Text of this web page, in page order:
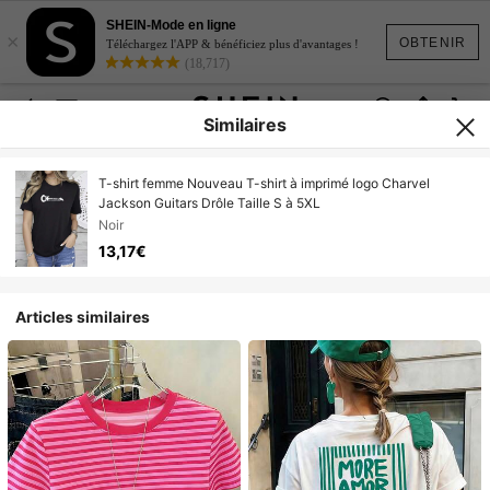
OBTENIR
×
SHEIN-Mode en ligne
Téléchargez l'APP & bénéficiez plus d'avantages !
(18,717)
Similaires
T-shirt femme Nouveau T-shirt à imprimé logo Charvel
Jackson Guitars Drôle Taille S à 5XL
Noir
13,17€
Articles similaires